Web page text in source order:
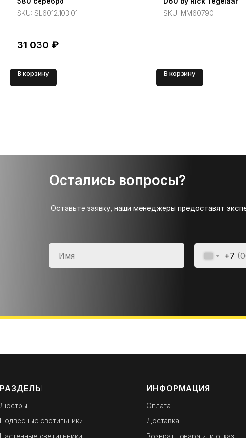
SKU: SL6012.103.01
31 030 ₽
В корзину
SKU: MM60790
В корзину
Остались вопросы?
+7
Оставьте заявку, наши менеджеры предоставят
РАЗДЕЛЫ
Люстры
Подвесные светильники
Настенные светильники
ИНФОРМАЦИЯ
Оплата
Доставка
Возврат товара или отказ